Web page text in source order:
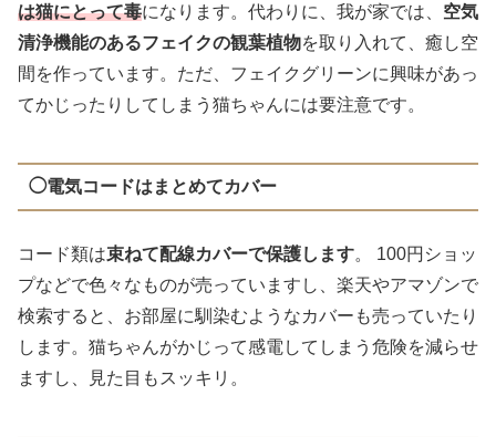
は猫にとって毒になります。代わりに、我が家では、 空気
清浄機能のあるフェイクの観葉植物を取り入れて、癒し空
間を作っています。ただ、フェイクグリーンに興味があっ
てかじったりしてしまう猫ちゃんには要注意です。
◯電気コードはまとめてカバー
コード類は束ねて配線カバーで保護します。 100円ショッ
プなどで色々なものが売っていますし、楽天やアマゾンで
検索すると、お部屋に馴染むようなカバーも売っていたり
します。猫ちゃんがかじって感電してしまう危険を減らせ
ますし、見た目もスッキリ。